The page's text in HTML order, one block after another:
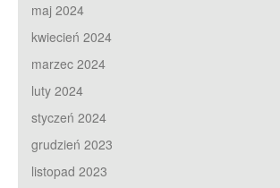
maj 2024
kwiecień 2024
marzec 2024
luty 2024
styczeń 2024
grudzień 2023
listopad 2023